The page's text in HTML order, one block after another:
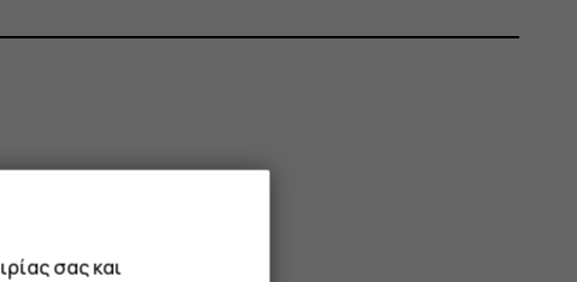
σας και